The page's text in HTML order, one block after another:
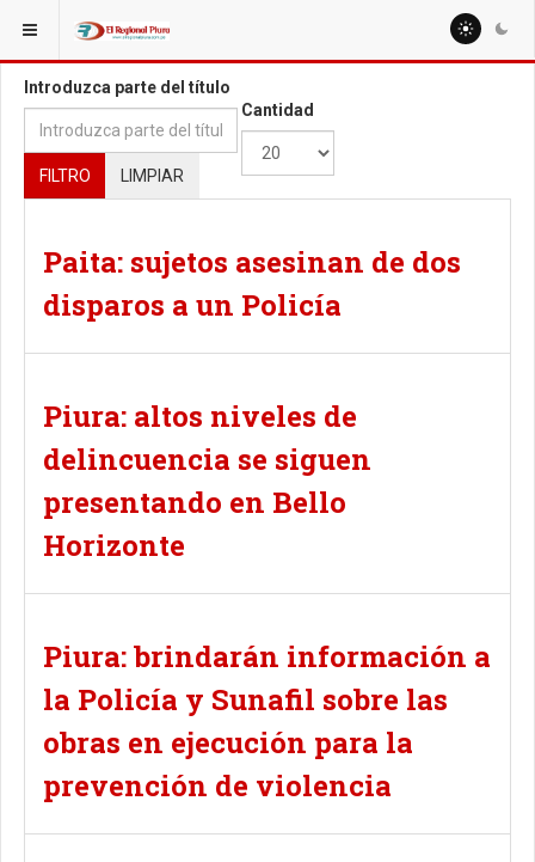
ESTÁ AQUÍ: TAGS
Introduzca parte del título
FILTRO LIMPIAR
Cantidad
Paita: sujetos asesinan de dos
disparos a un Policía
Piura: altos niveles de
delincuencia se siguen
presentando en Bello
Horizonte
Piura: brindarán información a
la Policía y Sunafil sobre las
obras en ejecución para la
prevención de violencia